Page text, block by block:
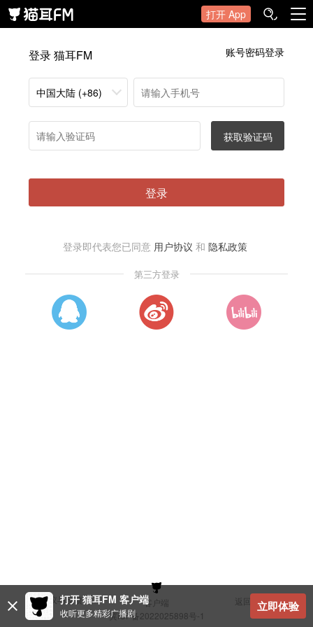
打开 App
登录 猫耳FM 账号密码登录
中国大陆 (+86)
获取验证码
登录
登录即代表您已同意 用户协议 和 隐私政策
第三方登录
建议与反馈 客户端
返回顶部
冀ICP备2022025898号-1
打开 猫耳FM 客户端
收听更多精彩广播剧 立即体验